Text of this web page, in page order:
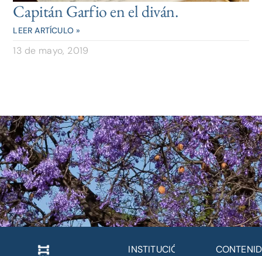
Capitán Garfio en el diván.
LEER ARTÍCULO »
13 de mayo, 2019
INSTITUCIÓN